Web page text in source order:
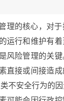
理的核心，对
运行和维护有
风险管理的关
直接或间接造
不安全行为的